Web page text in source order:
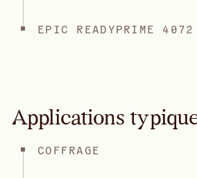
EPIC READYPRIME 4072
Applications
COFFRAGE